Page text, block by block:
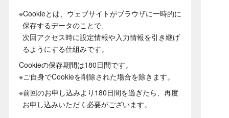
※Cookieとは、ウェブサイトがブラウザに一時的に
保存するデータのことで、
次回アクセス時に設定情報や入力情報を引き継げ
るようにする仕組みです。
Cookieの保存期間は180日間です。
※ご自身でCookieを削除された場合を除きます。
※前回のお申し込みより180日間を過ぎたら、再度
お申し込みいただく必要がございます。